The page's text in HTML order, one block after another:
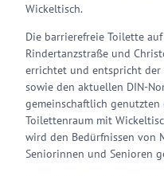
Wickeltisch.
Die barrierefreie Toilette
Rindertanzstraße und
errichtet und entspricht der
sowie den aktuellen DIN-
gemeinschaftlich genutzten
Toilettenraum mit
wird den Bedürfnissen von
Seniorinnen und Senioren